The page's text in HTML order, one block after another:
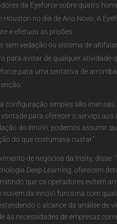
da Eyeforce sobre quatro
no dia de Ano Novo. A
e efetuou as prisões.
sem vedação ou sistema de
para avisar de qualquer atividade
para uma tentativa de
configuração simples são
para oferecer o serviço aos
do innoVi, podemos assumir
do que costumava custar."
de negócios da Irisity, disse:
Deep Learning, oferecem
que os operadores evitem
nuvem da innoVi funciona com
o alcance da análise de
às necessidades de empresas